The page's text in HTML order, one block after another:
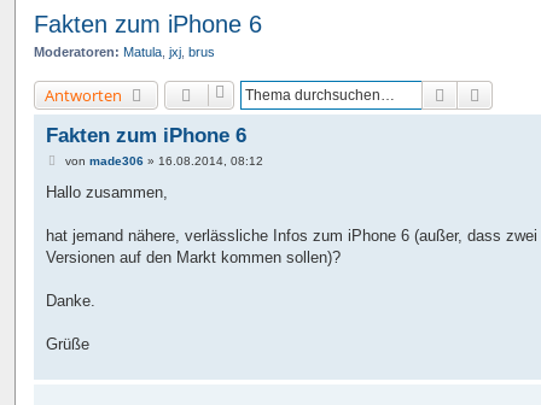
Fakten zum iPhone 6
Moderatoren: Matula jxj brus
Antworten Suche
Fakten zum iPhone 6
B
i
a
von made306» 16.08.2014, 08:12
Hallo zusammen,
hat jemand nähere, verlässliche Infos zum iPhone 6 (außer, dass zwei
Versionen auf den Markt kommen sollen)?
Danke.
Grüße